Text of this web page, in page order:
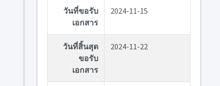
วันที่ขอรับ
เอกสาร
2024-11-15
วันที่สิ้นสุด
ขอรับ
เอกสาร
2024-11-22